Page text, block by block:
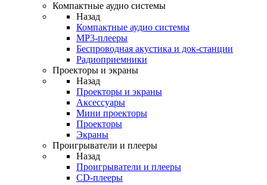
Компактные аудио системы
Назад
Компактные аудио системы
MP3-плееры
Беспроводная акустика и док-станции
Радиоприемники
Проекторы и экраны
Назад
Проекторы и экраны
Аксессуары
Мини проекторы
Проекторы
Экраны
Проигрыватели и плееры
Назад
Проигрыватели и плееры
CD-плееры